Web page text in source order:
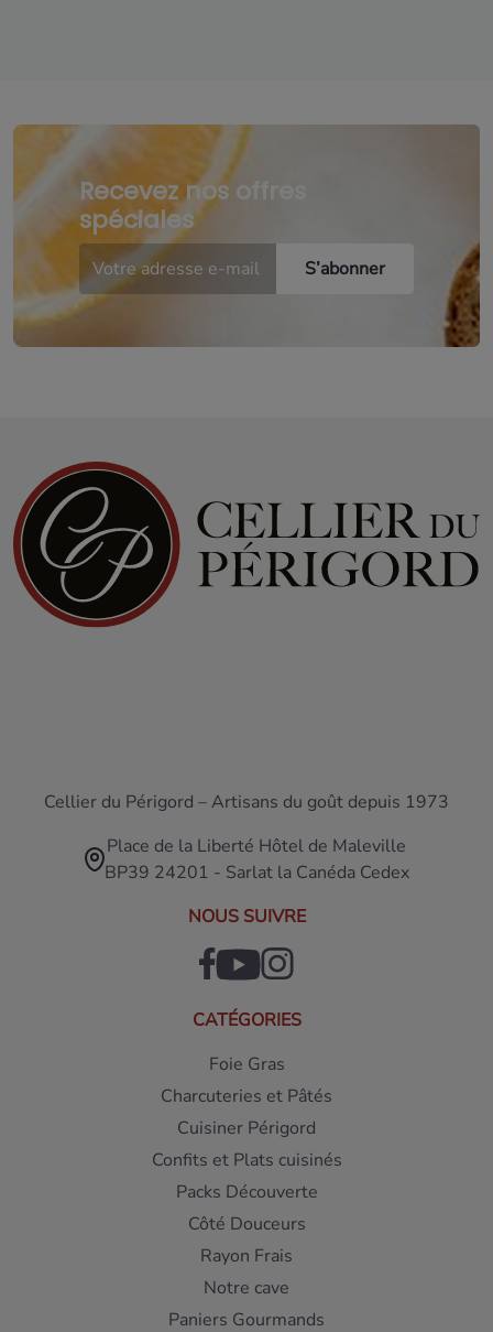
Recevez nos offres
spéciales
Cellier du Périgord – Artisans du goût depuis 1973
Place de la Liberté Hôtel de Maleville
BP39 24201 - Sarlat la Canéda Cedex
NOUS SUIVRE
CATÉGORIES
Foie Gras
Charcuteries et Pâtés
Cuisiner Périgord
Confits et Plats cuisinés
Packs Découverte
Côté Douceurs
Rayon Frais
Notre cave
Paniers Gourmands